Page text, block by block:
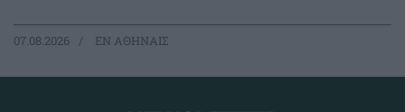
07.08.2026 EΝ ΑΘΗΝΑΙΣ